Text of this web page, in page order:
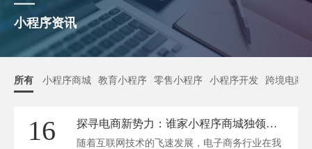
小程序资讯
所有 小程序商城 教育小程序 零售小程序 小程序开发 跨境电商
16 探寻电商新势力：谁家小程序商城独领风骚？
随着互联网技术的飞速发展，电子商务行业在我